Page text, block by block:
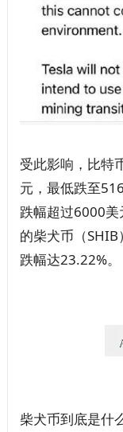
受此影响，比特
元，最低跌至
跌幅超过6000
的柴犬币（
跌幅达23.22%。
柴犬币到底是什